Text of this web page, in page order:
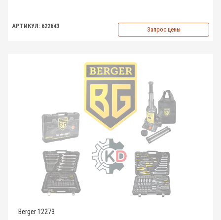
АРТИКУЛ: 622643 Запрос цены
Berger 12273